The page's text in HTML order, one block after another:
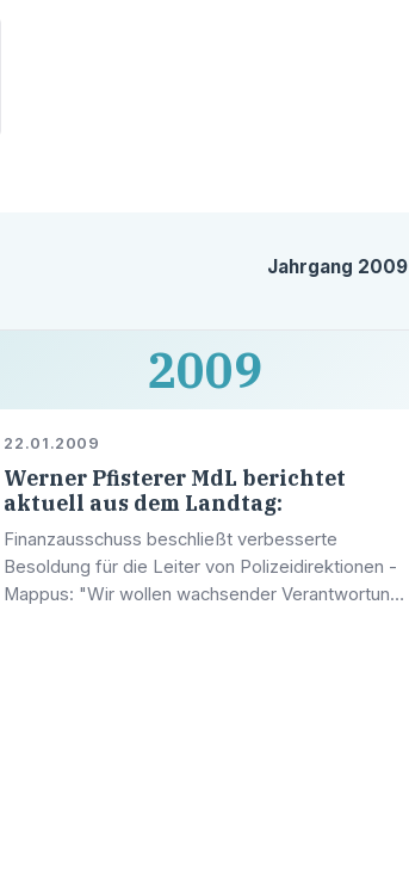
Jahrgang 2009
2009
22.01.2009
Werner Pfisterer MdL berichtet
aktuell aus dem Landtag:
Finanzausschuss beschließt verbesserte
Besoldung für die Leiter von Polizeidirektionen -
Mappus: "Wir wollen wachsender Verantwortung